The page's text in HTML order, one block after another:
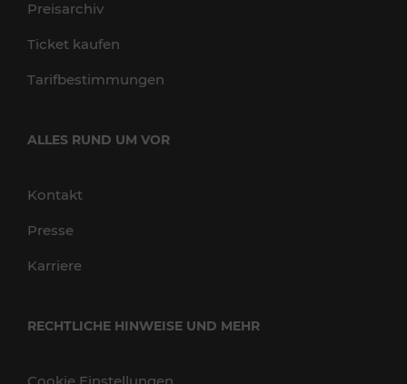
Preisarchiv
Ticket kaufen
Tarifbestimmungen
ALLES RUND UM VOR
Kontakt
Presse
Karriere
RECHTLICHE HINWEISE UND MEHR